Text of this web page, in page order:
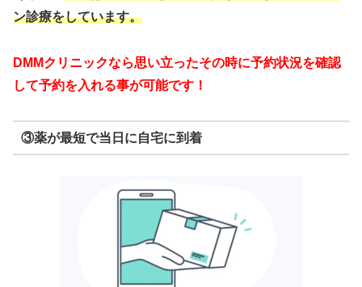
ン診療をしています。
DMMクリニックなら思い立ったその時に予約状況を確認
して予約を入れる事が可能です！
③薬が最短で当日に自宅に到着